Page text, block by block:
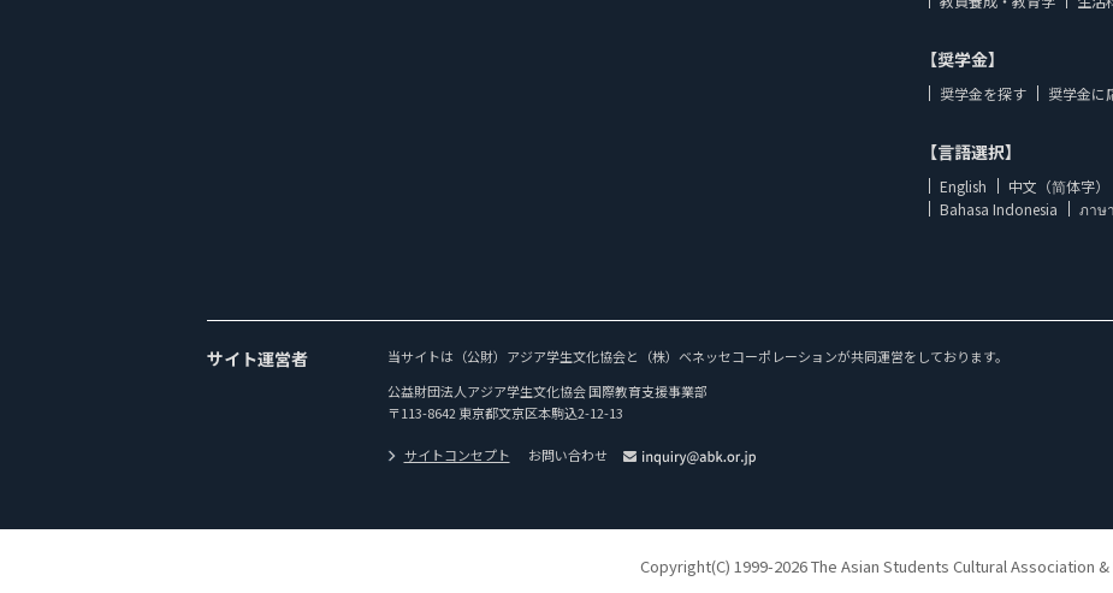
【奨学金】
奨学金を探す 奨学金に
【言語選択】
English 中文（简体字）
Bahasa Indonesia
ภาษ
サイト運営者
当サイトは（公財）アジア学生文化協会と（株）ベネッセコーポレーションが共同運営をしております。
公益財団法人アジア学生文化協会 国際教育支援事業部
〒113-8642 東京都文京区本駒込2-12-13
サイトコンセプト お問い合わせ
Copyright(C) 1999-2026 The Asian Students Cultural Association